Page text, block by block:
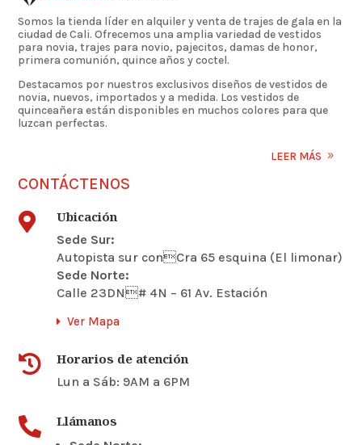
Somos la tienda líder en alquiler y venta de trajes de gala en la
ciudad de Cali. Ofrecemos una amplia variedad de vestidos
para novia, trajes para novio, pajecitos, damas de honor,
primera comunión, quince años y coctel.
Destacamos por nuestros exclusivos diseños de vestidos de
novia, nuevos, importados y a medida. Los vestidos de
quinceañera están disponibles en muchos colores para que
luzcan perfectas.
LEER MÁS
CONTÁCTENOS
 Ubicación
Sede Sur:
Autopista sur conCra 65 esquina (El limonar)
Sede Norte:
Calle 23DN# 4N – 61 Av. Estación
Ver Mapa
 Horarios de atención
Lun a Sáb: 9AM a 6PM
 Llámanos